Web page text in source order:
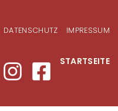
DATENSCHUTZ IMPRESSUM
STARTSEITE